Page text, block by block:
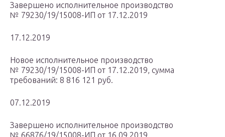
Завершено исполнительное производство
№ 79230/19/15008-ИП от 17.12.2019
17.12.2019
Новое исполнительное производство
№ 79230/19/15008-ИП от 17.12.2019, сумма
требований: 8 816 121 руб.
07.12.2019
Завершено исполнительное производство
№ 66876/19/15008-ИП от 16.09.2019